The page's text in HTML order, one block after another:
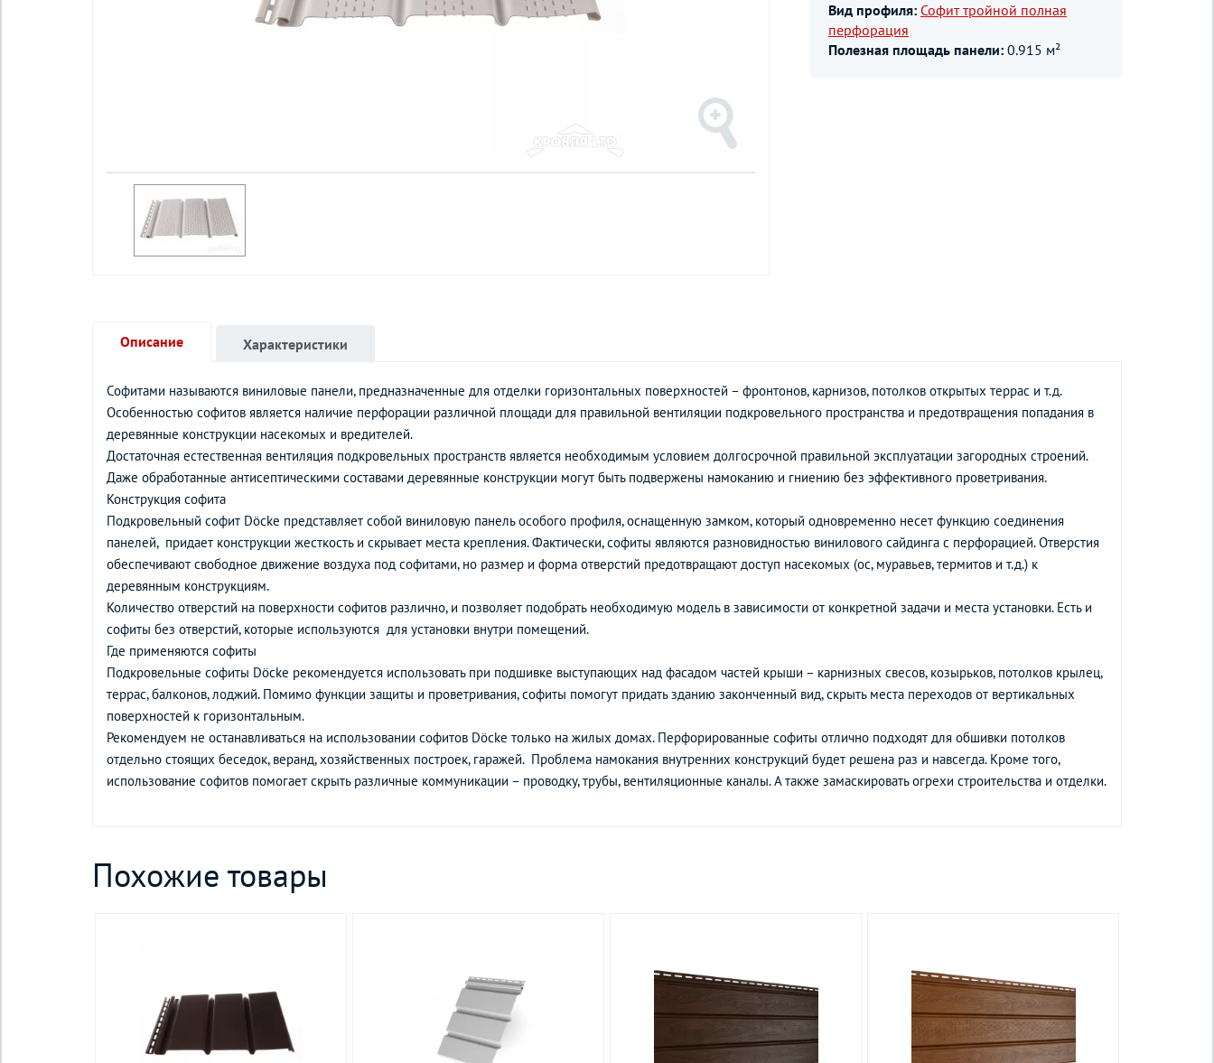
Вид профиля: Софит тройной полная
перфорация
Полезная площадь панели: 0.915 м²
Описание
Софитами называются виниловые панели, предназначенные для отделки горизонтальных поверхностей – фронтонов, карнизов, потолков открытых террас и т.д.
Особенностью софитов является наличие перфорации различной площади для правильной вентиляции подкровельного пространства и предотвращения попадания в
деревянные конструкции насекомых и вредителей.
Достаточная естественная вентиляция подкровельных пространств является необходимым условием долгосрочной правильной эксплуатации загородных строений.
Даже обработанные антисептическими составами деревянные конструкции могут быть подвержены намоканию и гниению без эффективного проветривания.
Конструкция софита
Подкровельный софит Döcke представляет собой виниловую панель особого профиля, оснащенную замком, который одновременно несет функцию соединения
панелей, придает конструкции жесткость и скрывает места крепления. Фактически, софиты являются разновидностью винилового сайдинга с перфорацией. Отверстия
обеспечивают свободное движение воздуха под софитами, но размер и форма отверстий предотвращают доступ насекомых (ос, муравьев, термитов и т.д.) к
деревянным конструкциям.
Количество отверстий на поверхности софитов различно, и позволяет подобрать необходимую модель в зависимости от конкретной задачи и места установки. Есть и
софиты без отверстий, которые используются для установки внутри помещений.
Где применяются софиты
Подкровельные софиты Döcke рекомендуется использовать при подшивке выступающих над фасадом частей крыши – карнизных свесов, козырьков, потолков крылец,
террас, балконов, лоджий. Помимо функции защиты и проветривания, софиты помогут придать зданию законченный вид, скрыть места переходов от вертикальных
поверхностей к горизонтальным.
Рекомендуем не останавливаться на использовании софитов Döcke только на жилых домах. Перфорированные софиты отлично подходят для обшивки потолков
отдельно стоящих беседок, веранд, хозяйственных построек, гаражей. Проблема намокания внутренних конструкций будет решена раз и навсегда. Кроме того,
использование софитов помогает скрыть различные коммуникации – проводку, трубы, вентиляционные каналы. А также замаскировать огрехи строительства и отделки.
Характеристики
Похожие товары